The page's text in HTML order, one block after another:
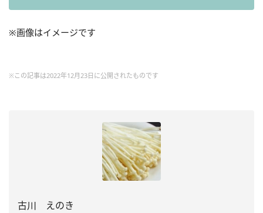
※画像はイメージです
※この記事は2022年12月23日に公開されたものです
古川 えのき